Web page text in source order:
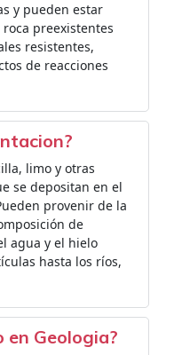
y pueden estar
preexistentes
resistentes,
de reacciones
limo y otras
se depositan en el
provenir de la
de
agua y el hielo
hasta los ríos,
en Geologia?